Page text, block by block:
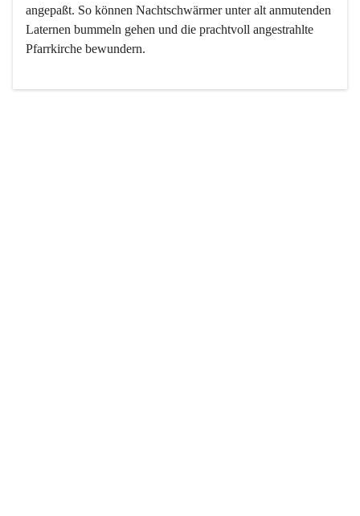
angepaßt. So können Nachtschwärmer unter alt anmutenden
Laternen bummeln gehen und die prachtvoll angestrahlte
Pfarrkirche bewundern.
Der Weinbau dominert heute nicht mehr, ist aber integrativer